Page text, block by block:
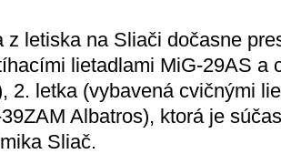
z letiska na Sliači dočasne
lietadlami MiG-29AS a
2. letka (vybavená cvičnými
Albatros), ktorá je
Sliač.